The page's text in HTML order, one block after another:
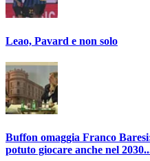
Leao, Pavard e non solo
Buffon omaggia Franco
potuto giocare anche nel